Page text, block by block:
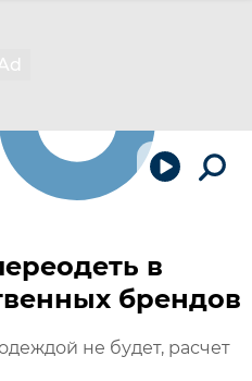
в
брендов
не будет, расчет